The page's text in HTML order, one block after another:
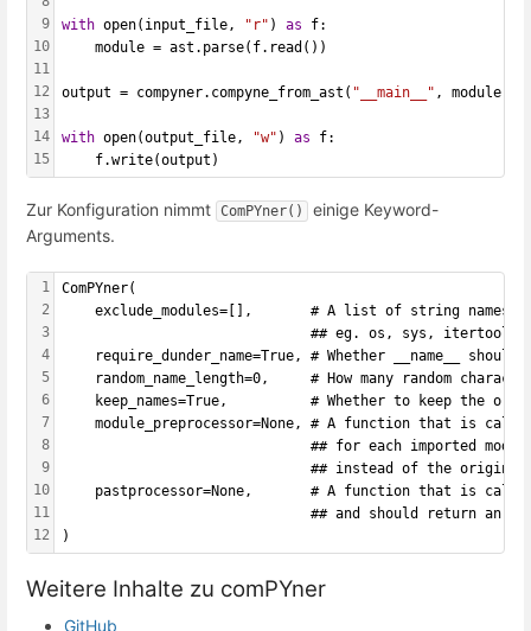
9
10
11
12
13
14
15
with open(input_file, "r" ) as f:
    module = ast.parse(f.read())
output = compyner.compyne_from_ast( "__main__" , module,
with open(output_file, "w" ) as f:
    f.write(output)
Zur Konfiguration nimmt ComPYner()
einige Keyword-
Arguments.
1
2
3
4
5
6
7
8
9
10
11
12
ComPYner(
exclude_modules=[],       # A list of string names
## eg. os, sys, itertools,
require_dunder_name=True, # Whether __name__ should
random_name_length=0,     # How many random
keep_names=True,          # Whether to keep the
module_preprocessor=None, # A function that is
## for each imported
## instead of the
pastprocessor=None,       # A function that is
## and should return an
)
Weitere Inhalte zu comPYner
GitHub